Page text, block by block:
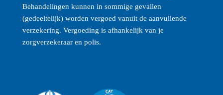
Behandelingen kunnen in sommige gevallen
(gedeeltelijk) worden vergoed vanuit de aanvullende
verzekering. Vergoeding is afhankelijk van je
zorgverzekeraar en polis.